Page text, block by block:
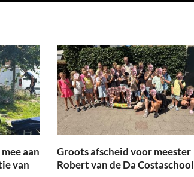
aan
van
Groots afscheid voor meester
Robert van de Da Costaschool